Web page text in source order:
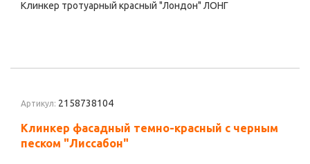
Клинкер тротуарный красный "Лондон" ЛОНГ
Артикул: 2158738104
Клинкер фасадный темно-красный с черным
песком "Лиссабон"